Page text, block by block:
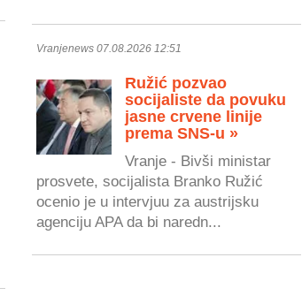
Vranjenews 07.08.2026 12:51
Ružić pozvao
socijaliste da povuku
jasne crvene linije
prema SNS-u »
Vranje - Bivši ministar
prosvete, socijalista Branko Ružić
ocenio je u intervjuu za austrijsku
agenciju APA da bi naredn...